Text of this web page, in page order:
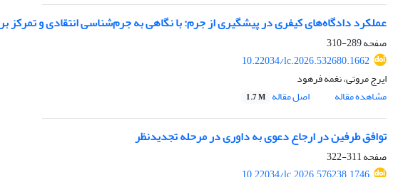
عملکرد دادگاه‌های کیفری در پیشگیری از جرم: با نگاهی به جرم‌شناسی انتقادی و تمرکز
صفحه289-310
10.22034/lc.2026.532680.1662
ایرج مروتی، نغمه فرهود
مشاهده مقاله
اصل مقاله 1.7 M
توافق طرفین در ارجاع دعوی به داوری در مرحله تجدیدنظر
صفحه311-322